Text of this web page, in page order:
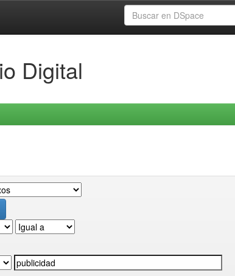
Digital